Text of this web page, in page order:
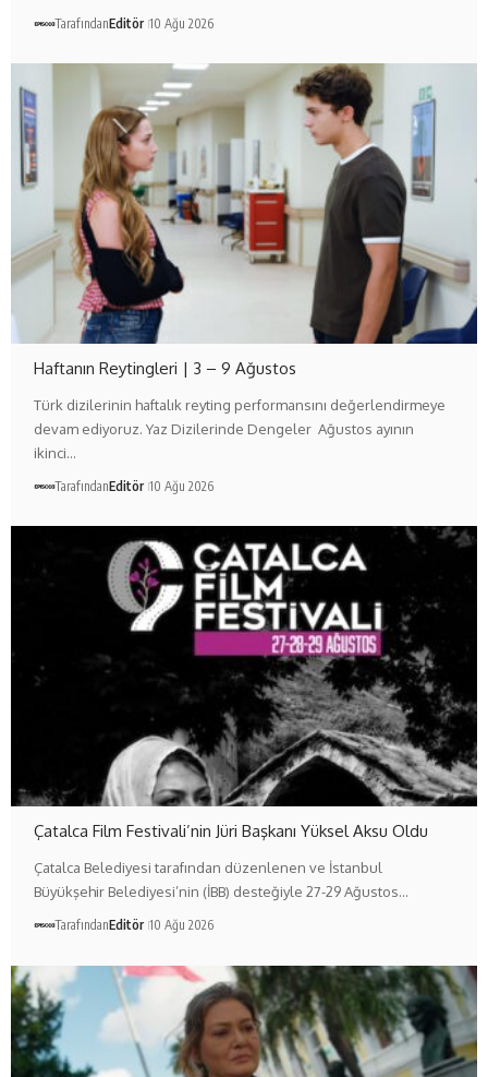
TarafındanEditör 10 Ağu 2026
Haftanın Reytingleri | 3 – 9 Ağustos
Türk dizilerinin haftalık reyting performansını değerlendirmeye
devam ediyoruz. Yaz Dizilerinde Dengeler Ağustos ayının
ikinci…
TarafındanEditör 10 Ağu 2026
Çatalca Film Festivali’nin Jüri Başkanı Yüksel Aksu Oldu
Çatalca Belediyesi tarafından düzenlenen ve İstanbul
Büyükşehir Belediyesi’nin (İBB) desteğiyle 27-29 Ağustos…
TarafındanEditör 10 Ağu 2026